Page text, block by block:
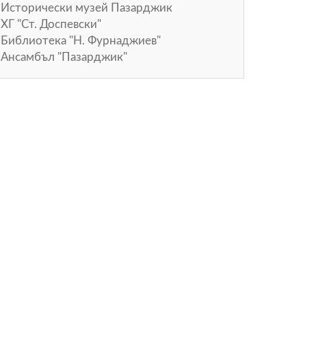
Исторически музей Пазарджик
ХГ "Ст. Доспевски"
Библиотека "Н. Фурнаджиев"
Ансамбъл "Пазарджик"